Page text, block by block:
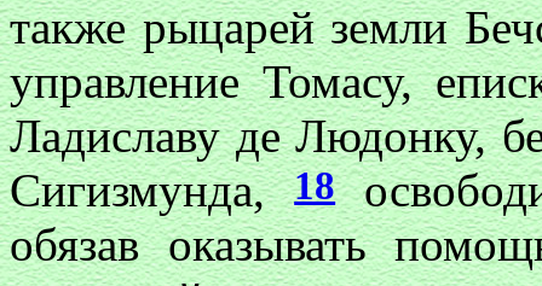
также рыцарей земли
управление Томасу,
Ладиславу де Людонку,
Сигизмунда,18
обязав оказывать